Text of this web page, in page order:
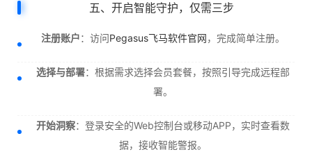
五、开启智能守护，仅需三步
注册账户：访问Pegasus飞马软件官网，完成简单注册。
选择与部署：根据需求选择会员套餐，按照引导完成远程部
署。
开始洞察：登录安全的Web控制台或移动APP，实时查看数
据，接收智能警报。